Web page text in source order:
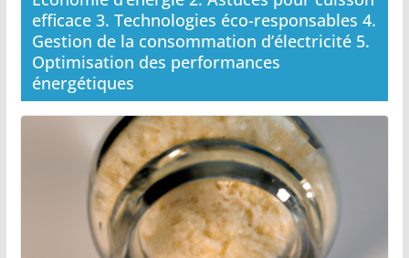
efficace 3. Technologies éco-responsables 4.
Gestion de la consommation d’électricité 5.
Optimisation des performances
énergétiques